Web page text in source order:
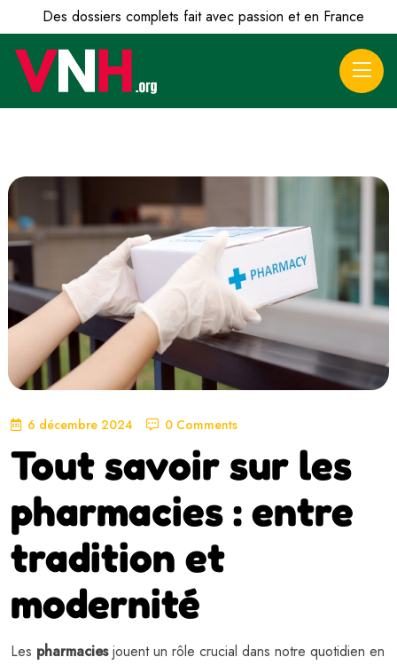
Des dossiers complets fait avec passion et en France
6 décembre 2024 0 Comments
Tout savoir sur les
pharmacies : entre
tradition et
modernité
Les pharmaciesjouent un rôle crucial dans notre quotidien en